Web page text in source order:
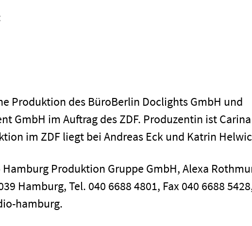
Produktion des BüroBerlin Doclights GmbH und
GmbH im Auftrag des ZDF. Produzentin ist Carina
im ZDF liegt bei Andreas Eck und Katrin
Produktion Gruppe GmbH, Alexa
Hamburg, Tel. 040 6688 4801, Fax 040 6688
hamburg.
Impressum